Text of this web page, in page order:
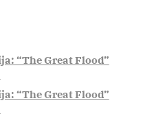
“The Great Flood”
“The Great Flood”